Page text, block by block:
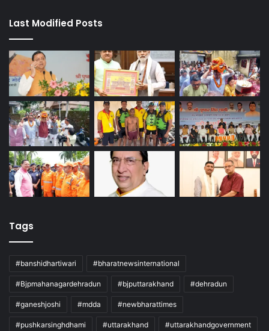
Last Modified Posts
Tags
#banshidhartiwari #bharatnewsinternational
#Bjpmahanagardehradun #bjputtarakhand #dehradun
#ganeshjoshi #mdda #newbharattimes
#pushkarsinghdhami #uttarakhand #uttarakhandgovernment